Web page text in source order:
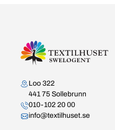
Kontakta oss
Loo 322
441 75 Sollebrunn
010-102 20 00
info@textilhuset.se